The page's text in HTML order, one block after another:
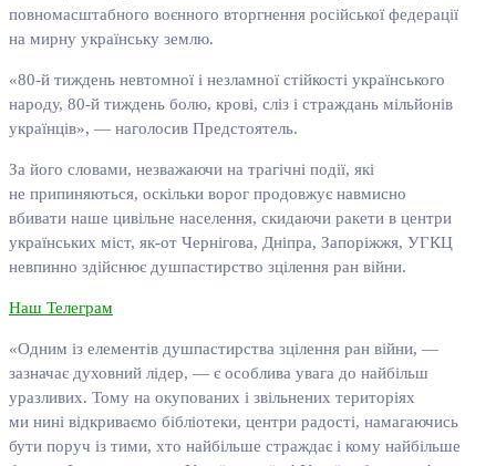
повномасштабного воєнного вторгнення російської федерації
на мирну українську землю.
«80-й тиждень невтомної і незламної стійкості українського
народу, 80-й тиждень болю, крові, сліз і страждань мільйонів
українців», — наголосив Предстоятель.
За його словами, незважаючи на трагічні події, які
не припиняються, оскільки ворог продовжує навмисно
вбивати наше цивільне населення, скидаючи ракети в центри
українських міст, як-от Чернігова, Дніпра, Запоріжжя, УГКЦ
невпинно здійснює душпастирство зцілення ран війни.
Наш Телеграм
«Одним із елементів душпастирства зцілення ран війни, —
зазначає духовний лідер, — є особлива увага до найбільш
уразливих. Тому на окупованих і звільнених територіях
ми нині відкриваємо бібліотеки, центри радості, намагаючись
бути поруч із тими, хто найбільше страждає і кому найбільше